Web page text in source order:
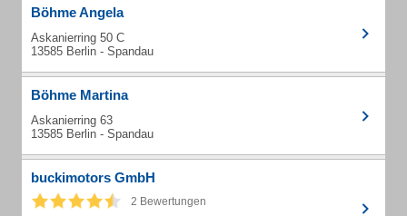
Böhme Angela
Askanierring 50 C
13585 Berlin - Spandau
Böhme Martina
Askanierring 63
13585 Berlin - Spandau
buckimotors GmbH
2 Bewertungen